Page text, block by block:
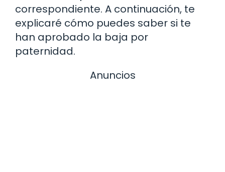
correspondiente. A continuación, te
explicaré cómo puedes saber si te
han aprobado la baja por
paternidad.
Anuncios